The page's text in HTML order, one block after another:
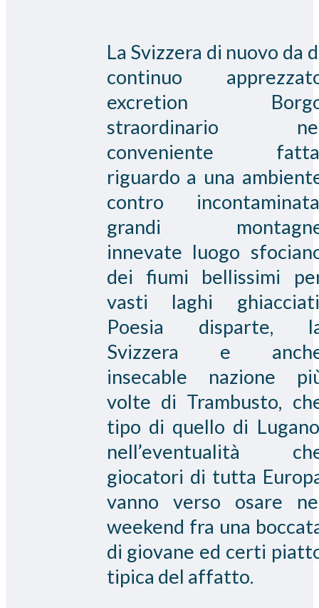
La Svizzera di nuovo da
continuo
excretion
straordinario
conveniente
riguardo a una
contro
grandi
innevate luogo
dei fiumi bellissimi
vasti laghi
Poesia disparte,
Svizzera e
insecable nazione
volte di Trambusto,
tipo di quello di
nell’eventualità
giocatori di tutta
vanno verso osare
weekend fra una
di giovane ed certi
tipica del affatto.